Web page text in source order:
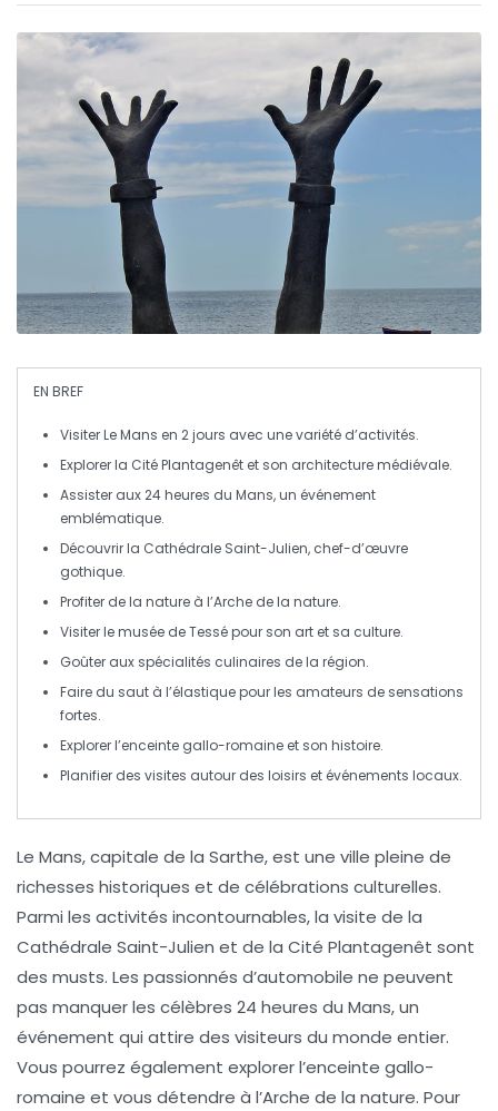
EN BREF
Visiter Le Mans en 2 jours avec une variété d’activités.
Explorer la Cité Plantagenêt et son architecture médiévale.
Assister aux24 heures du Mans, un événement
emblématique.
Découvrir la Cathédrale Saint-Julien, chef-d’œuvre
gothique.
Profiter de la nature à l’Arche de la nature.
Visiter lemusée de Tessépour son art et sa culture.
Goûter aux spécialités culinaires de la région.
Faire du saut à l’élastiquepour les amateurs de sensations
fortes.
Explorer l’enceinte gallo-romaine et son histoire.
Planifier des visites autour des loisirs et événements locaux.
Le Mans, capitale de la Sarthe, est une ville pleine de
richesses historiques et de célébrations culturelles.
Parmi les activités incontournables, la visite de la
Cathédrale Saint-Julien et de la Cité Plantagenêt sont
des musts. Les passionnés d’automobile ne peuvent
pas manquer les célèbres 24 heures du Mans, un
événement qui attire des visiteurs du monde entier.
Vous pourrez également explorer l’enceinte gallo-
romaine et vous détendre à l’Arche de la nature. Pour